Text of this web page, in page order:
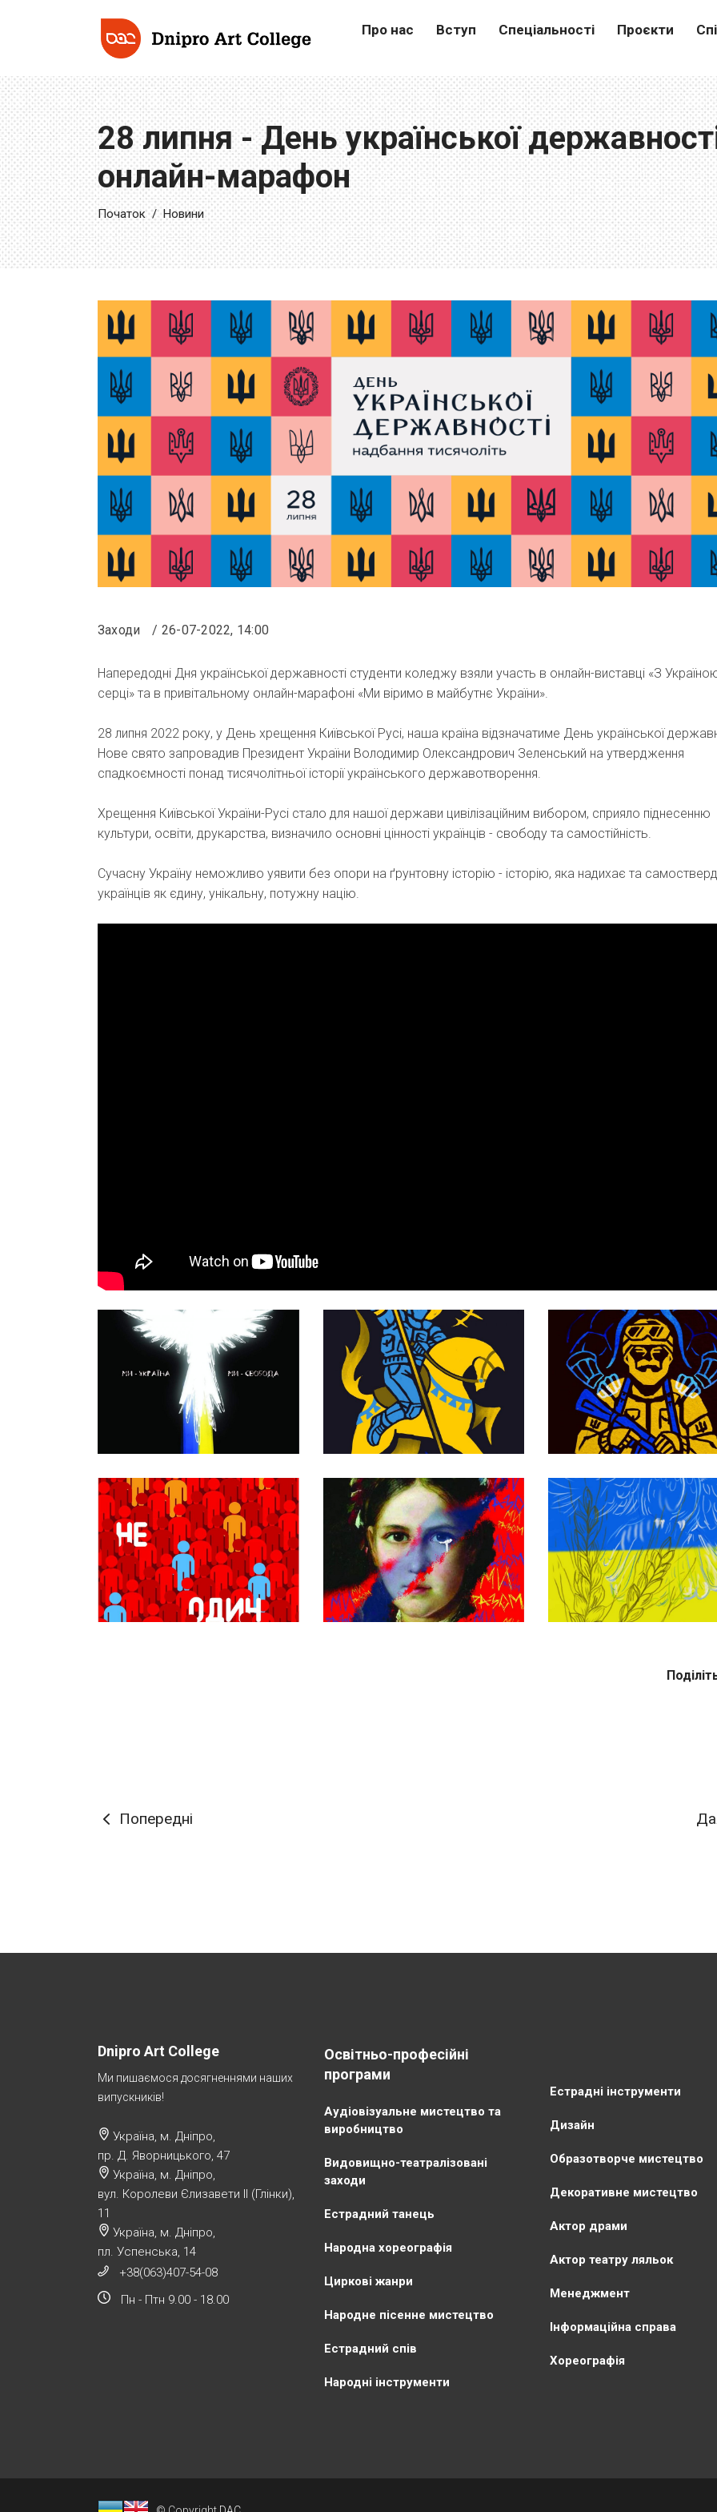
Про нас Вступ Спеціальності Проєкти
28 липня - День української
онлайн-марафон
Початок/ Новини
Заходи 26-07-2022, 14:00
Напередодні Дня української державності студенти коледжу взяли участь в онлайн-виставці «З
серці» та в привітальному онлайн-марафоні «Ми віримо в майбутнє України».
28 липня 2022 року, у День хрещення Київської Русі, наша країна відзначатиме День української
Нове свято запровадив Президент України Володимир Олександрович Зеленський на утвердження
спадкоємності понад тисячолітньої історії українського державотворення.
Хрещення Київської України-Русі стало для нашої держави цивілізаційним вибором, сприяло піднесенню
культури, освіти, друкарства, визначило основні цінності українців - свободу та самостійність.
Сучасну Україну неможливо уявити без опори на ґрунтовну історію - історію, яка надихає та
українців як єдину, унікальну, потужну націю.
Попередні
Dnipro Art College
Ми пишаємося досягненнями наших
випускників!
Україна, м. Дніпро,
пр. Д. Яворницького, 47
Україна, м. Дніпро,
вул. Королеви Єлизавети ІІ (Глінки),
11
Україна, м. Дніпро,
пл. Успенська, 14
+38(063)407-54-08
Пн - Птн 9.00 - 18.00
Освітньо-професійні
програми
Аудіовізуальне мистецтво та
виробництво
Видовищно-театралізовані
заходи
Естрадний танець
Народна хореографія
Циркові жанри
Народне пісенне мистецтво
Естрадний спів
Народні інструменти
Естрадні інструменти
Дизайн
Образотворче мистецтво
Декоративне мистецтво
Актор драми
Актор театру ляльок
Менеджмент
Інформаційна справа
Хореографія